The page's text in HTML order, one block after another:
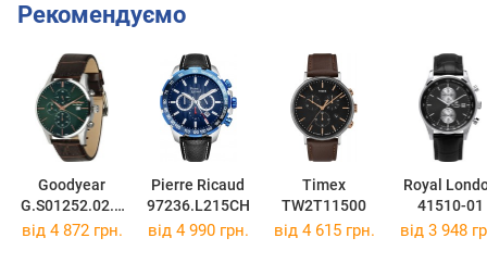
Рекомендуємо
Goodyear
G.S01252.02.0
2
Pierre Ricaud
97236.L215CH
Timex
TW2T11500
Royal
41510-01
від 4 872 грн. від 4 990 грн. від 4 615 грн. від 3 948